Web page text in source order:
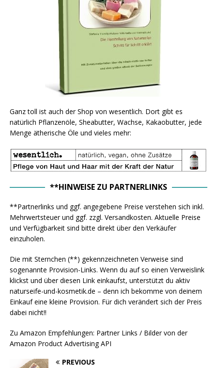
Ganz toll ist auch der Shop von wesentlich. Dort gibt es
natürlich Pflanzenöle, Sheabutter, Wachse, Kakaobutter, jede
Menge ätherische Öle und vieles mehr:
**HINWEISE ZU PARTNERLINKS
**Partnerlinks und ggf. angegebene Preise verstehen sich inkl.
Mehrwertsteuer und ggf. zzgl. Versandkosten. Aktuelle Preise
und Verfügbarkeit sind bitte direkt über den Verkäufer
einzuholen.
Die mit Sternchen (**) gekennzeichneten Verweise sind
sogenannte Provision-Links. Wenn du auf so einen Verweislink
klickst und über diesen Link einkaufst, unterstützt du aktiv
naturseife-und-kosmetik.de – denn ich bekomme von deinem
Einkauf eine kleine Provision. Für dich verändert sich der Preis
dabei nicht!!
Zu Amazon Empfehlungen: Partner Links / Bilder von der
Amazon Product Advertising API
PREVIOUS